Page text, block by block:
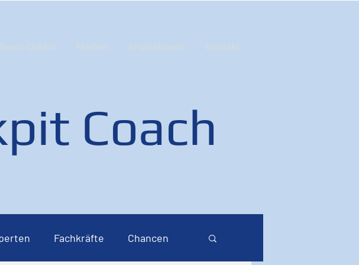
Bruno Dobler Medien Inspirationen Kontakt
Coach
Fachkräfte Chancen